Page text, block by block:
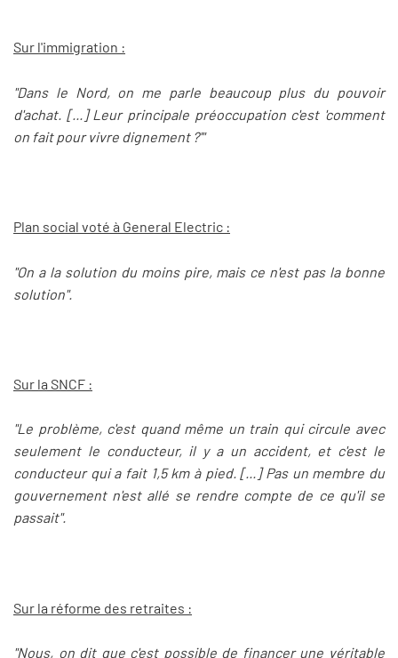
Sur l'immigration :
"Dans le Nord, on me parle beaucoup plus du pouvoir
d'achat. [...] Leur principale préoccupation c'est 'comment
on fait pour vivre dignement ?'"
Plan social voté à General Electric :
"On a la solution du moins pire, mais ce n'est pas la bonne
solution".
Sur la SNCF :
"Le problème, c'est quand même un train qui circule avec
seulement le conducteur, il y a un accident, et c'est le
conducteur qui a fait 1,5 km à pied. [...] Pas un membre du
gouvernement n'est allé se rendre compte de ce qu'il se
passait".
Sur la réforme des retraites :
"Nous, on dit que c'est possible de financer une véritable